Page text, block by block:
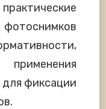
для фиксации